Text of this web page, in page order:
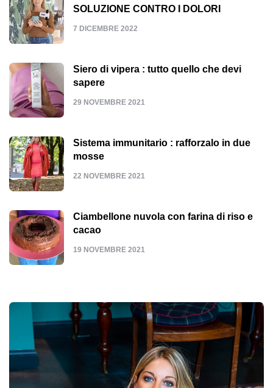
SOLUZIONE CONTRO I DOLORI
7 DICEMBRE 2022
Siero di vipera : tutto quello che devi
sapere
29 NOVEMBRE 2021
Sistema immunitario : rafforzalo in due
mosse
22 NOVEMBRE 2021
Ciambellone nuvola con farina di riso e
cacao
19 NOVEMBRE 2021